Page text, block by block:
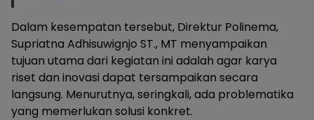
Dalam kesempatan tersebut, Direktur Polinema,
Supriatna Adhisuwignjo ST., MT menyampaikan
tujuan utama dari kegiatan ini adalah agar karya
riset dan inovasi dapat tersampaikan secara
langsung. Menurutnya, seringkali, ada problematika
yang memerlukan solusi konkret.